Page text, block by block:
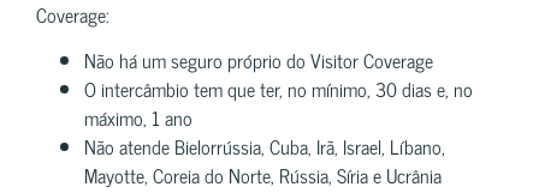
Coverage:
Não há um seguro próprio do Visitor Coverage
O intercâmbio tem que ter, no mínimo, 30 dias e, no
máximo, 1 ano
Não atende Bielorrússia, Cuba, Irã, Israel, Líbano,
Mayotte, Coreia do Norte, Rússia, Síria e Ucrânia